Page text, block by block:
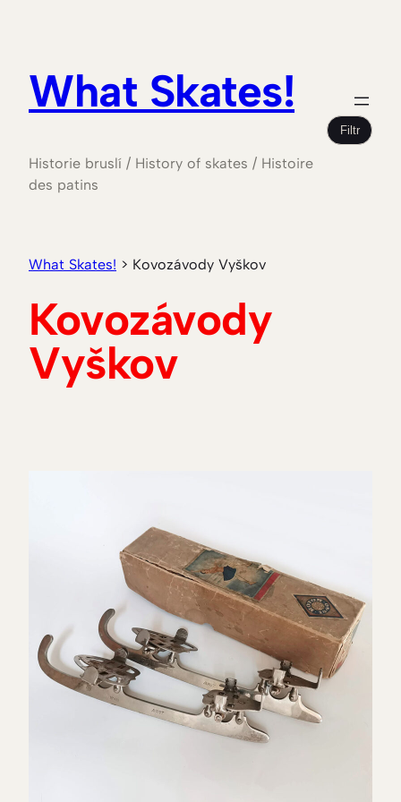
What Skates!
Historie bruslí / History of skates / Histoire
des patins
Filtr
What Skates! > Kovozávody Vyškov
Kovozávody
Vyškov